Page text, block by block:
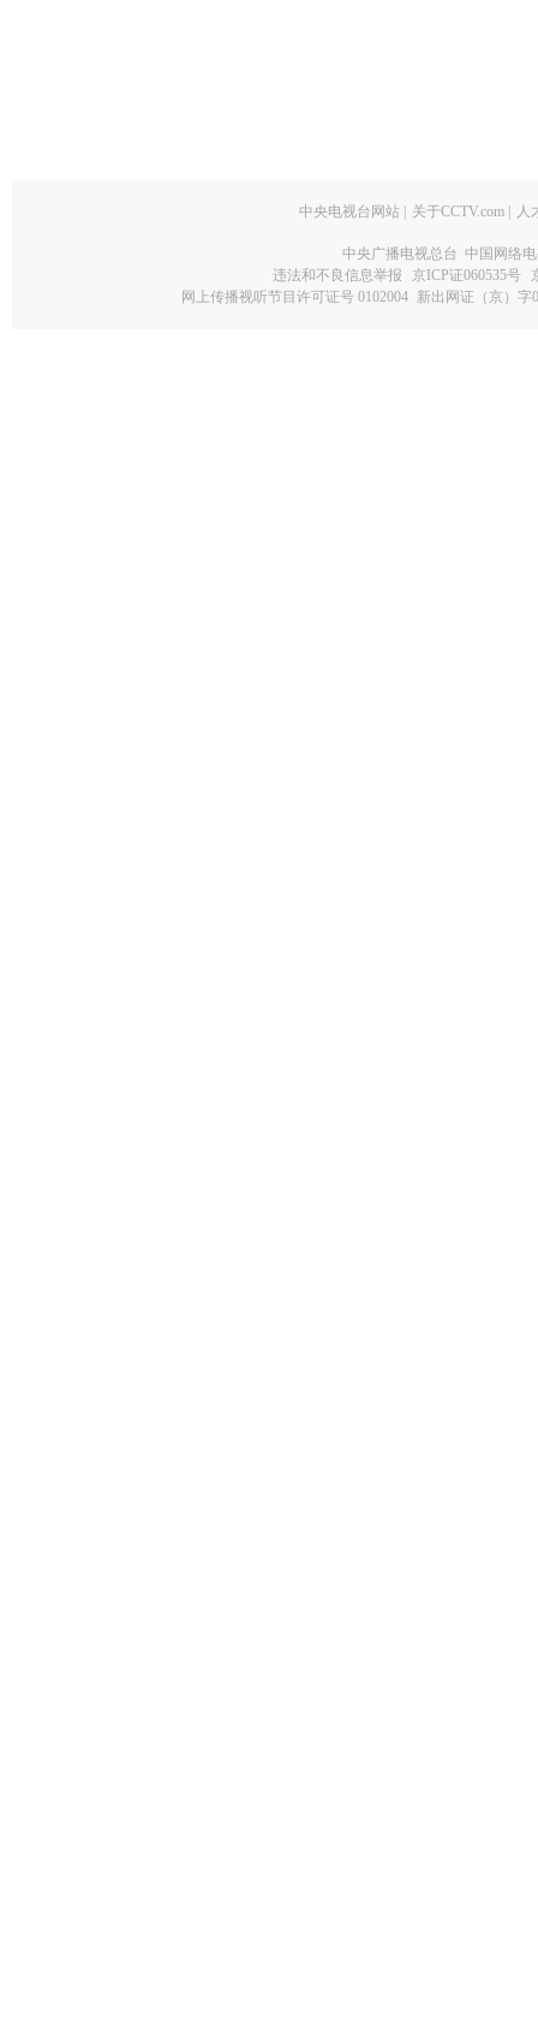
中央电视台网站 关于CCTV.com 人
中央广播电视总台 中国网络
违法和不良信息举报
京ICP证060535号
网上传播视听节目许可证号 0102004 新出网证（京）